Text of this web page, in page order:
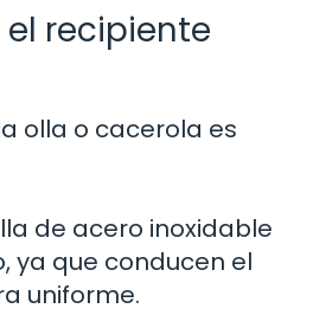
recipiente
olla o cacerola es
de acero inoxidable
ya que conducen el
uniforme.